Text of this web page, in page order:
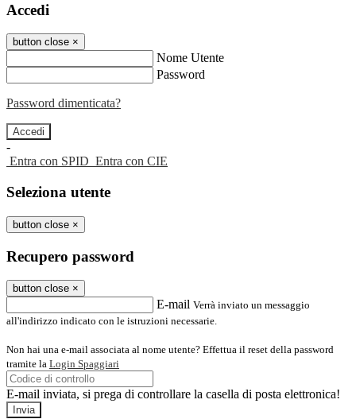
Accedi
button close ×
Nome Utente
Password
Password dimenticata?
-
Entra con SPID Entra con CIE
Seleziona utente
button close ×
Recupero password
button close ×
E-mail Verrà inviato un messaggio
all'indirizzo indicato con le istruzioni necessarie.
Non hai una e-mail associata al nome utente? Effettua il reset della password
tramite la Login Spaggiari
E-mail inviata, si prega di controllare la casella di posta elettronica!